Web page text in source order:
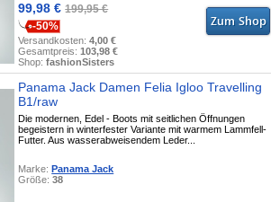
99,98 €199,95 €
-50%
Versandkosten:4,00 €
Gesamtpreis:103,98 €
Shop:fashionSisters
Panama Jack Damen Felia Igloo Travelling
B1/raw
Die modernen, Edel - Boots mit seitlichen Öffnungen
begeistern in winterfester Variante mit warmem Lammfell-
Futter. Aus wasserabweisendem Leder...
Marke:Panama Jack
Größe:38